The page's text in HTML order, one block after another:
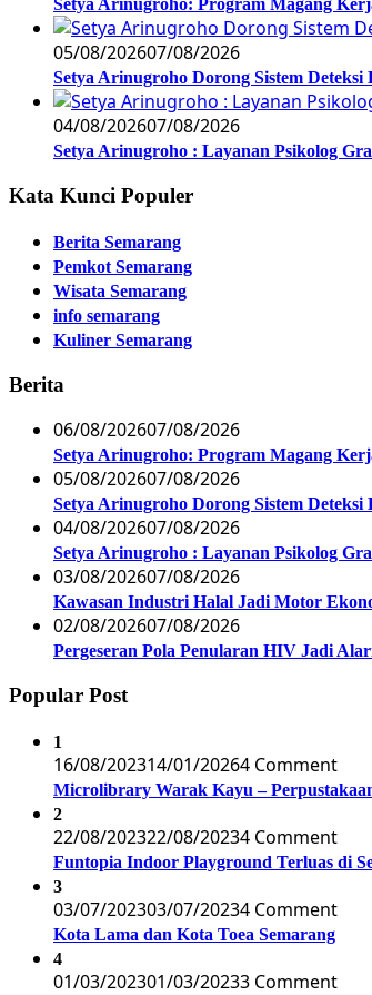
Setya Arinugroho: Program Magang
05/08/202607/08/2026
Setya Arinugroho Dorong Sistem
04/08/202607/08/2026
Setya Arinugroho : Layanan Psikolog
Kata Kunci Populer
Berita Semarang
Pemkot Semarang
Wisata Semarang
info semarang
Kuliner Semarang
Berita
06/08/202607/08/2026
Setya Arinugroho: Program Magang
05/08/202607/08/2026
Setya Arinugroho Dorong Sistem
04/08/202607/08/2026
Setya Arinugroho : Layanan Psikolog
03/08/202607/08/2026
Kawasan Industri Halal Jadi Motor
02/08/202607/08/2026
Pergeseran Pola Penularan HIV Jadi
Popular Post
1
16/08/202314/01/20264 Comment
Microlibrary Warak Kayu –
2
22/08/202322/08/20234 Comment
Funtopia Indoor Playground Terluas di
3
03/07/202303/07/20234 Comment
Kota Lama dan Kota Toea Semarang
4
01/03/202301/03/20233 Comment